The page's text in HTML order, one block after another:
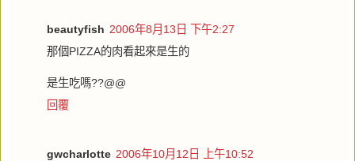
beautyfish 2006年8月13日 下午2:27
那個PIZZA的肉看起來是生的
是生吃嗎??@@
回覆
gwcharlotte 2006年10月12日 上午10:52